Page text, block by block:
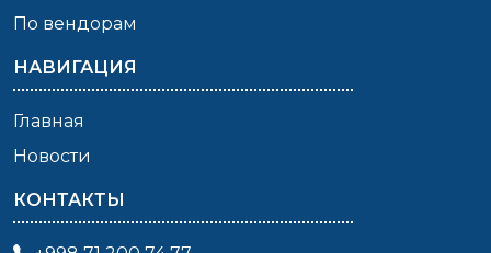
По вендорам
НАВИГАЦИЯ
Главная
Новости
КОНТАКТЫ